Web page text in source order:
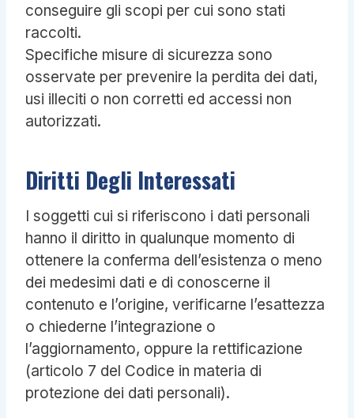
conseguire gli scopi per cui sono stati
raccolti.
Specifiche misure di sicurezza sono
osservate per prevenire la perdita dei dati,
usi illeciti o non corretti ed accessi non
autorizzati.
Diritti Degli Interessati
I soggetti cui si riferiscono i dati personali
hanno il diritto in qualunque momento di
ottenere la conferma dell’esistenza o meno
dei medesimi dati e di conoscerne il
contenuto e l’origine, verificarne l’esattezza
o chiederne l’integrazione o
l’aggiornamento, oppure la rettificazione
(articolo 7 del Codice in materia di
protezione dei dati personali).